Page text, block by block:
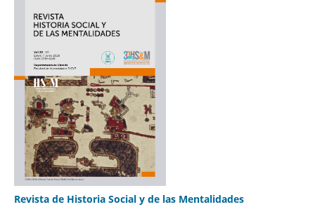
Revista de Historia Social y de las Mentalidades